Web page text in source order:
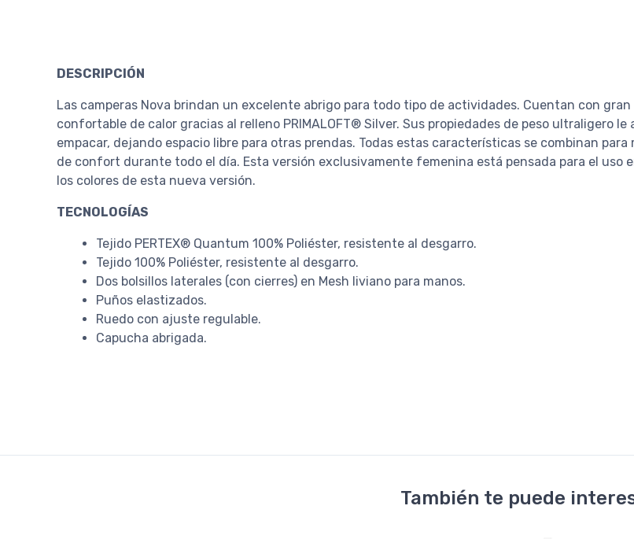
DESCRIPCIÓN
Las camperas Nova brindan un excelente abrigo para todo tipo de actividades. Cuentan con
confortable de calor gracias al relleno PRIMALOFT® Silver. Sus propiedades de peso ultraligero
empacar, dejando espacio libre para otras prendas. Todas estas características se combinan
de confort durante todo el día. Esta versión exclusivamente femenina está pensada para el uso
los colores de esta nueva versión.
TECNOLOGÍAS
Tejido PERTEX® Quantum 100% Poliéster, resistente al desgarro.
Tejido 100% Poliéster, resistente al desgarro.
Dos bolsillos laterales (con cierres) en Mesh liviano para manos.
Puños elastizados.
Ruedo con ajuste regulable.
Capucha abrigada.
También te puede